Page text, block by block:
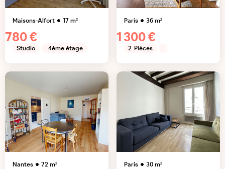
Maisons-Alfort 17m²
780 €
Studio 4ème étage
Paris 36m²
1 300 €
2 Pièces
Nantes 72m² Paris 30m²